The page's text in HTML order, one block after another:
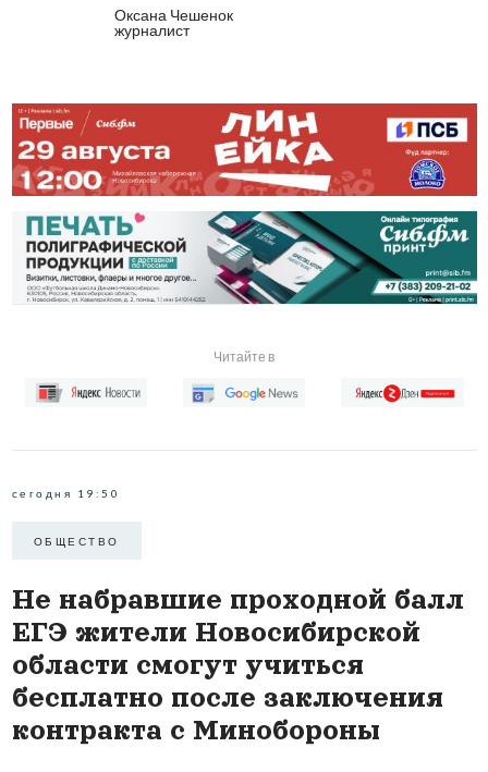
Оксана Чешенок
журналист
Читайте в
сегодня 19:50
ОБЩЕСТВО
Не набравшие проходной балл
ЕГЭ жители Новосибирской
области смогут учиться
бесплатно после заключения
контракта с Минобороны